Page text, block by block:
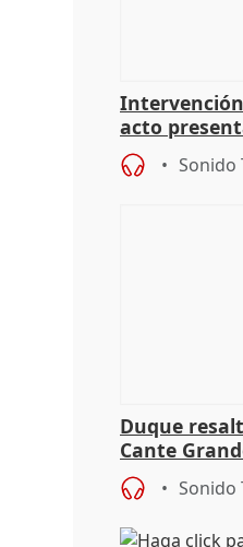
acto
alcaldes PP
Sonido
Duque
Cante
especial"
Sonido